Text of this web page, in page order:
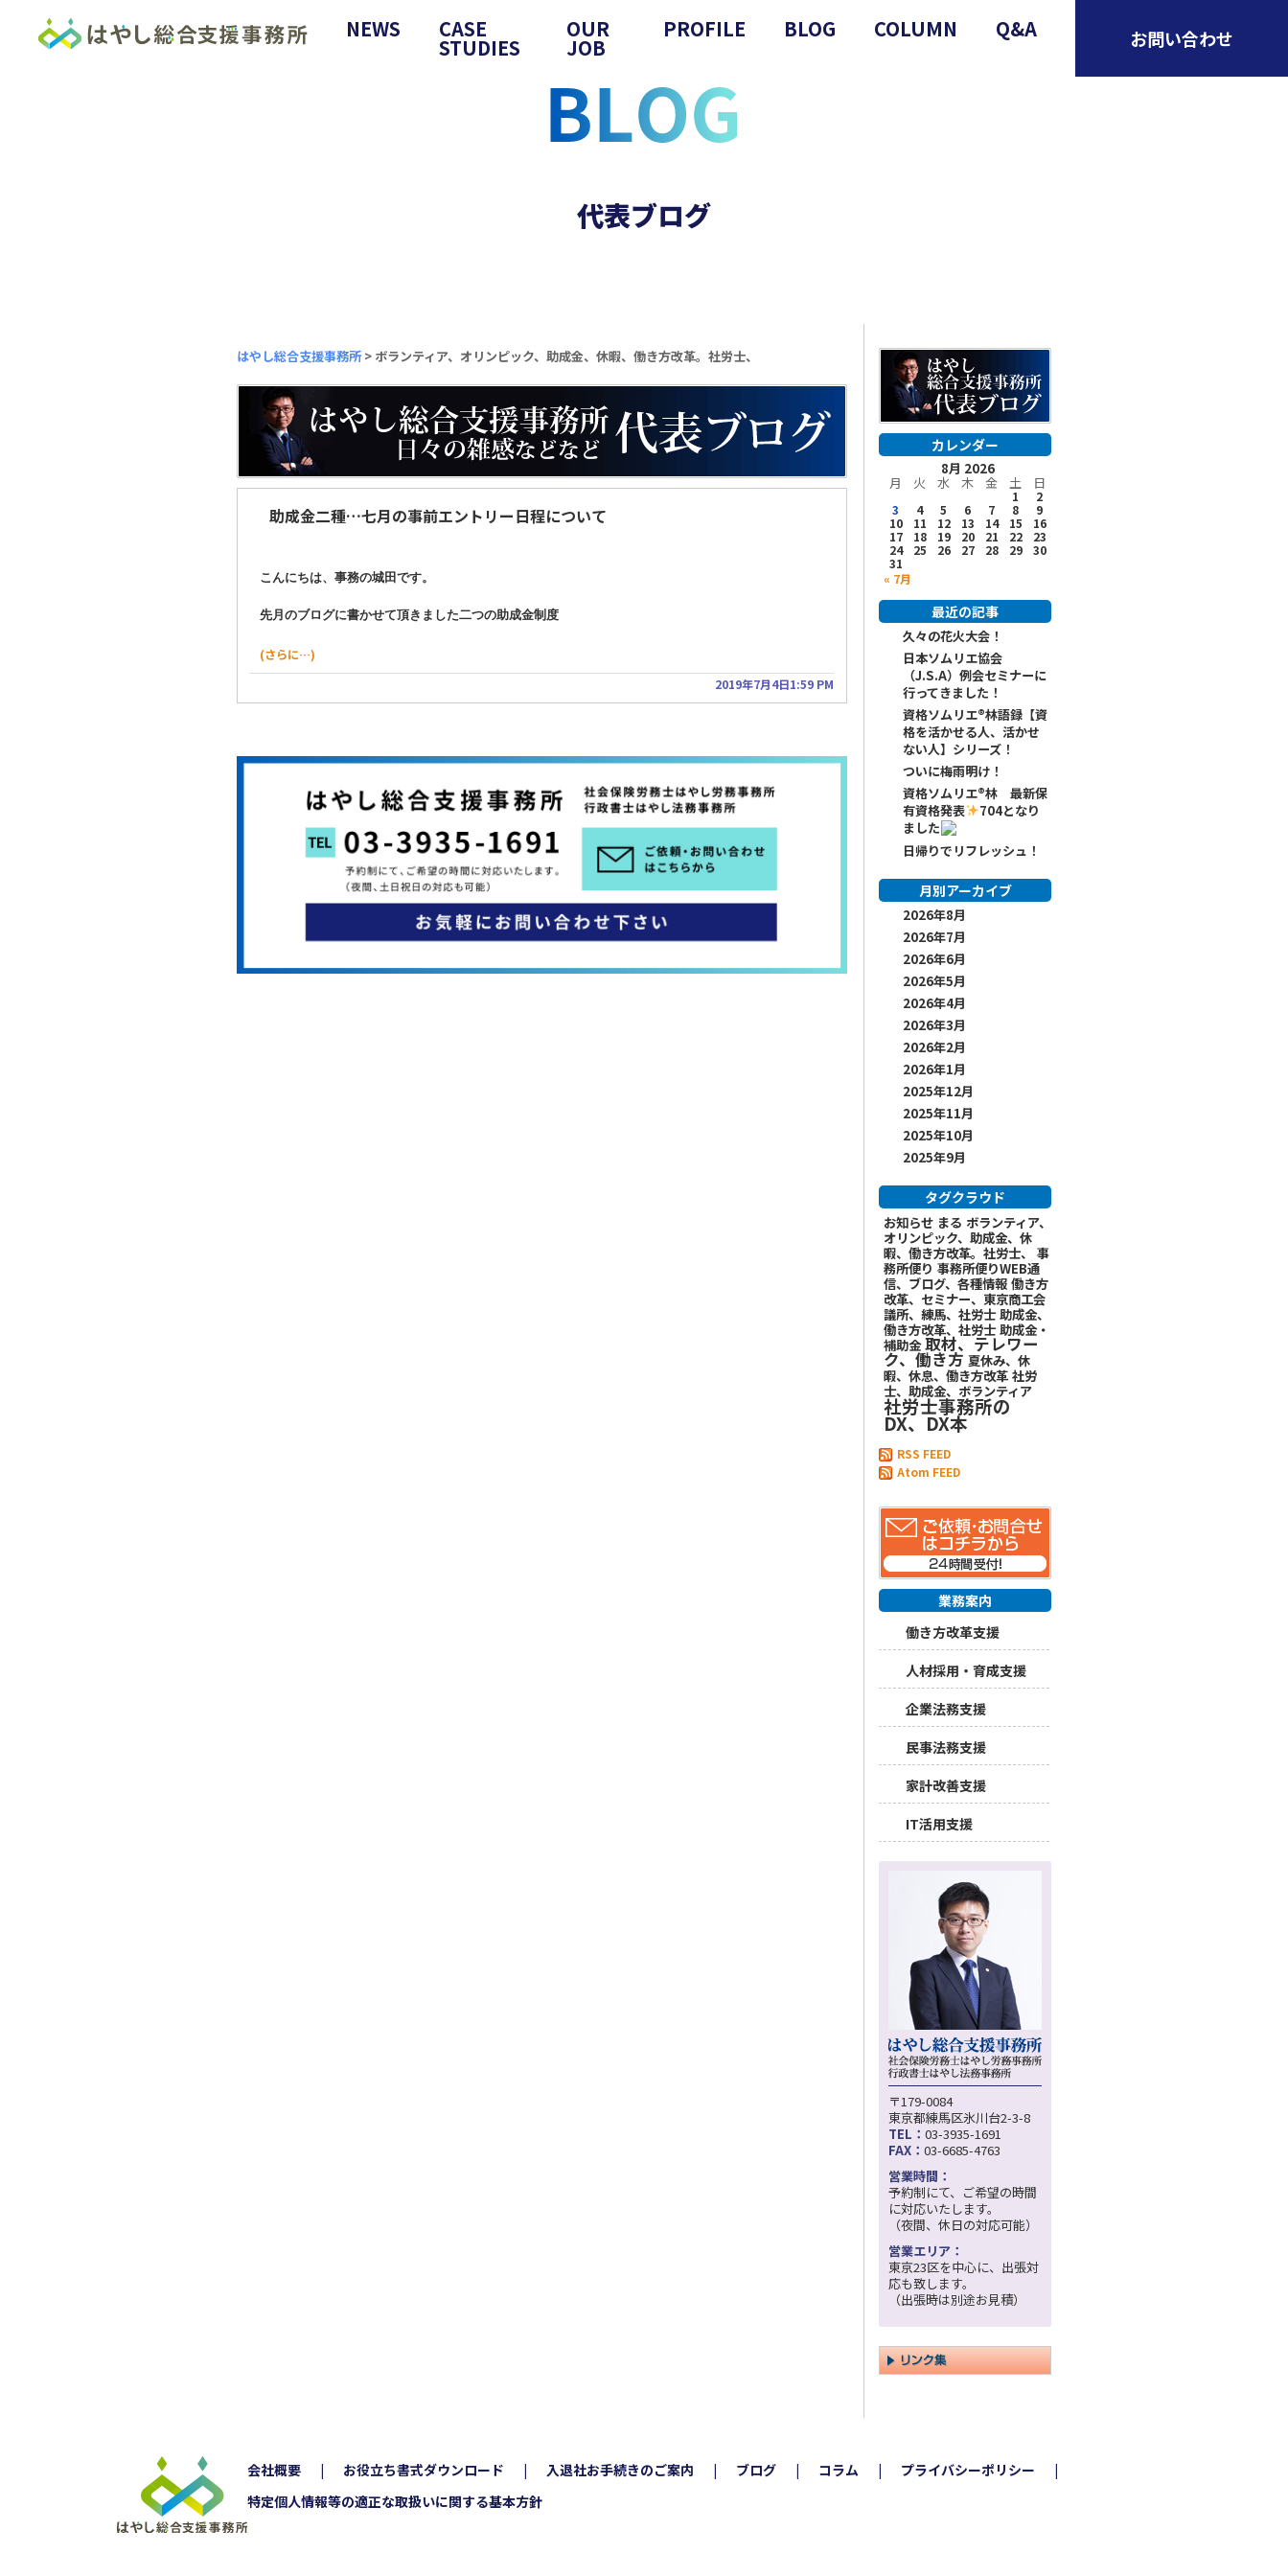
NEWS CASE
STUDIES
OUR
JOB
PROFILE BLOG COLUMN Q&A お問い合わせ
代表ブログ
はやし総合支援事務所> ボランティア、オリンピック、助成金、休暇、働き方改革。社労士、
助成金二種…七月の事前エントリー日程について
こんにちは、事務の城田です。
先月のブログに書かせて頂きました二つの助成金制度
(さらに…)
2019年7月4日1:59 PM
カレンダー
8月 2026
月 火 水 木 金 土 日
« 7月
1
2
3
4 5 6 7 8
9
10
11 12 13 14 15
16
17
18 19 20 21 22
23
24
25 26 27 28 29
30
31
最近の記事
久々の花火大会！
日本ソムリエ協会
（J.S.A）例会セミナーに
行ってきました！
資格ソムリエ®️林語録【資
格を活かせる人、活かせ
ない人】シリーズ！
ついに梅雨明け！
資格ソムリエ®️林 最新保
有資格発表
704となり
ました
日帰りでリフレッシュ！
月別アーカイブ
2026年8月
2026年7月
2026年6月
2026年5月
2026年4月
2026年3月
2026年2月
2026年1月
2025年12月
2025年11月
2025年10月
2025年9月
タグクラウド
お知らせ まる ボランティア、
オリンピック、助成金、休
暇、働き方改革。社労士、
事
務所便り 事務所便りWEB通
信、ブログ、各種情報 働き方
改革、セミナー、東京商工会
議所、練馬、社労士 助成金、
働き方改革、社労士 助成金・
補助金 取材、テレワー
ク、働き方 夏休み、休
暇、休息、働き方改革 社労
士、助成金、ボランティア
社労士事務所の
DX、DX本
RSS FEED
Atom FEED
業務案内
働き方改革支援
人材採用・育成支援
企業法務支援
民事法務支援
家計改善支援
IT活用支援
〒179-0084
東京都練馬区氷川台2-3-8
TEL： 03-3935-1691
FAX： 03-6685-4763
営業時間：
予約制にて、ご希望の時間
に対応いたします。
（夜間、休日の対応可能）
営業エリア：
東京23区を中心に、出張対
応も致します。
（出張時は別途お見積）
会社概要 お役立ち書式ダウンロード 入退社お手続きのご案内 ブログ コラム
プライバシーポリシー
特定個人情報等の適正な取扱いに関する基本方針